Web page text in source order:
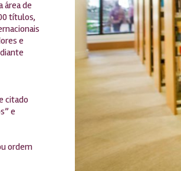
área de
títulos,
e
citado
e
ordem